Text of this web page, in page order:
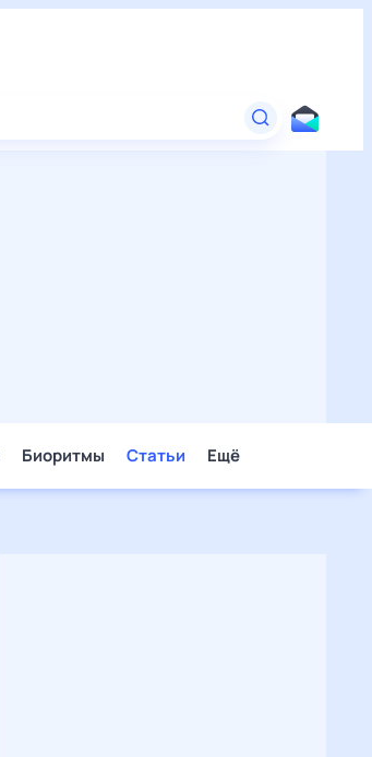
Биоритмы Статьи Ещё